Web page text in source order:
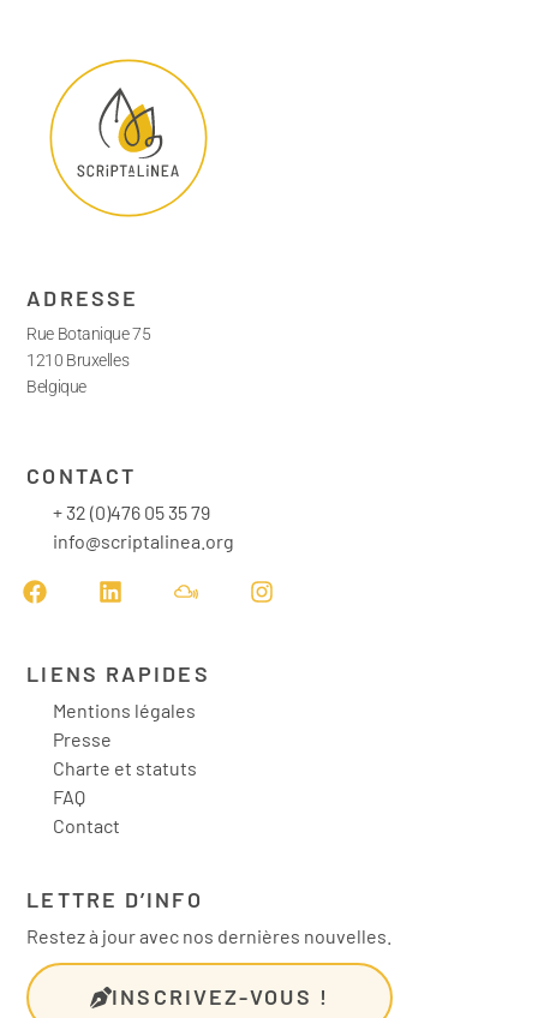
ADRESSE
Rue Botanique 75
1210 Bruxelles
Belgique
CONTACT
+ 32 (0)476 05 35 79
info@scriptalinea.org
LIENS RAPIDES
Mentions légales
Presse
Charte et statuts
FAQ
Contact
LETTRE D’INFO
Restez à jour avec nos dernières nouvelles.
INSCRIVEZ-VOUS !